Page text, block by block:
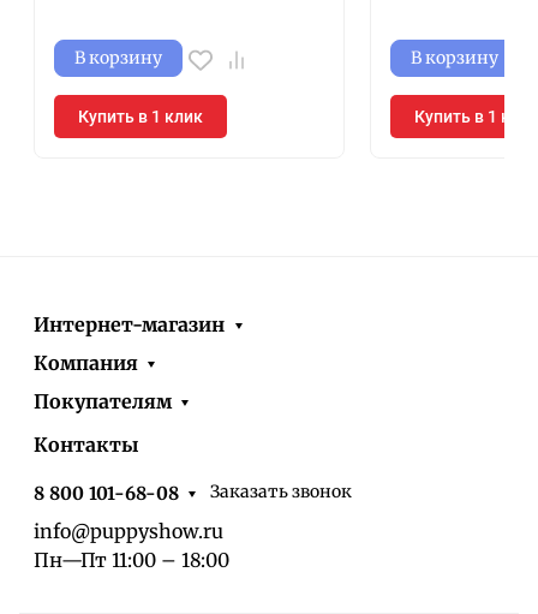
В корзину
Купить в 1 клик
В корзину
Купить в 1 клик
Интернет-магазин
Компания
Покупателям
Контакты
8 800 101-68-08 Заказать звонок
info@puppyshow.ru
Пн—Пт 11:00 – 18:00